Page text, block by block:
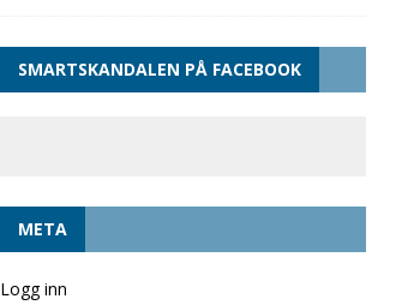
SMARTSKANDALEN PÅ FACEBOOK
META
Logg inn